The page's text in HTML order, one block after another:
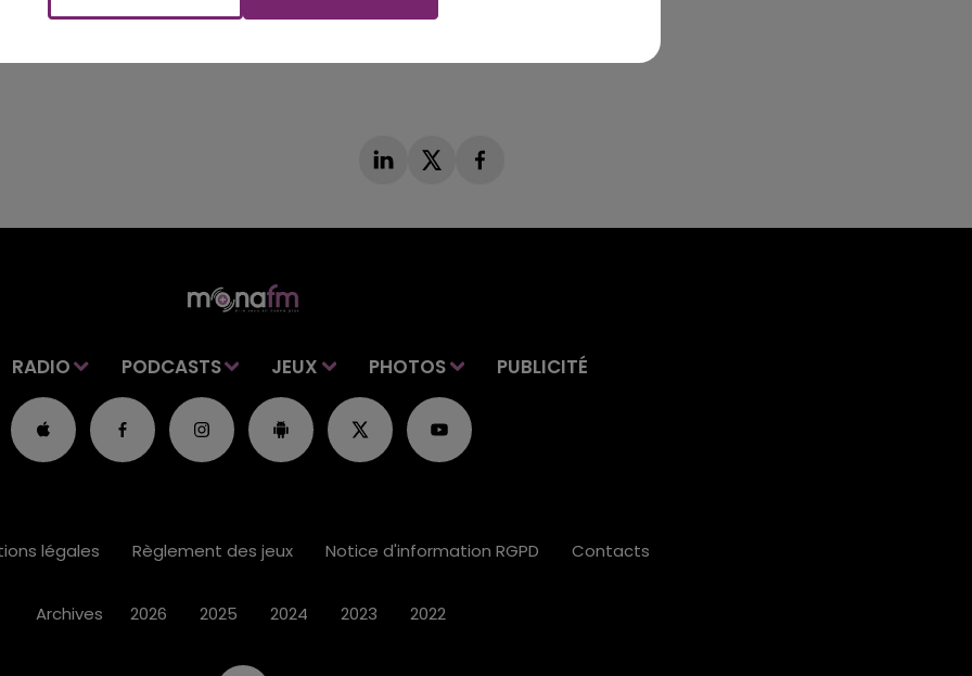
RADIO PODCASTS JEUX PHOTOS PUBLICITÉ
légales Règlement des jeux Notice d'information RGPD Contacts
Archives 2026 2025 2024 2023 2022